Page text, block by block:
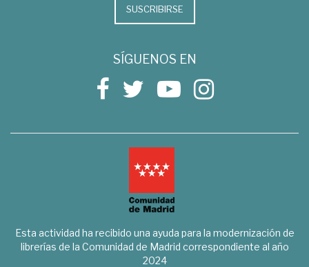
SUSCRIBIRSE
SÍGUENOS EN
Esta actividad ha recibido una ayuda para la modernización de
librerías de la Comunidad de Madrid correspondiente al año
2024